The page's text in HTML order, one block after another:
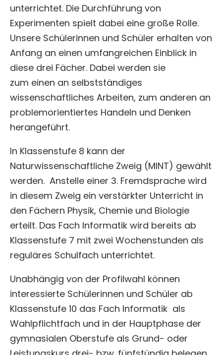
unterrichtet. Die Durchführung von
Experimenten spielt dabei eine große Rolle.
Unsere Schülerinnen und Schüler erhalten von
Anfang an einen umfangreichen Einblick in
diese drei Fächer. Dabei werden sie
zum einen an selbstständiges
wissenschaftliches Arbeiten, zum anderen an
problemorientiertes Handeln und Denken
herangeführt.
In Klassenstufe 8 kann der
Naturwissenschaftliche Zweig (MINT) gewählt
werden. Anstelle einer 3. Fremdsprache wird
in diesem Zweig ein verstärkter Unterricht in
den Fächern Physik, Chemie und Biologie
erteilt. Das Fach Informatik wird bereits ab
Klassenstufe 7 mit zwei Wochenstunden als
reguläres Schulfach unterrichtet.
Unabhängig von der Profilwahl können
interessierte Schülerinnen und Schüler ab
Klassenstufe 10 das Fach Informatik als
Wahlpflichtfach und in der Hauptphase der
gymnasialen Oberstufe als Grund- oder